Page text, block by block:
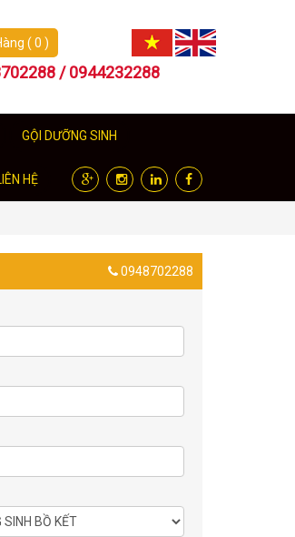
( 0 )
/ 0944232288
GỘI DƯỠNG SINH
HỆ
0948702288